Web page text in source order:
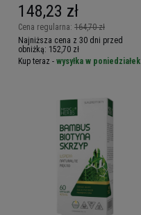
Cena regularna: 164,70 zł
148,23 zł
Najniższa cena z 30 dni przed
obniżką: 152,70 zł
Kup teraz - wysyłka w poniedziałek